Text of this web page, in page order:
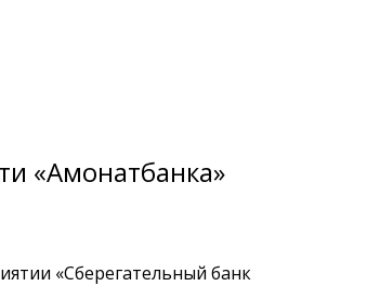
«Амонатбанка»
«Сберегательный банк